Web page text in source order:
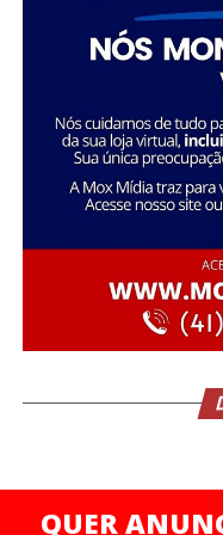
Durante o encontro,
ruptura com padrões
elite empreendedora
assumir o
operar em um novo
A filosofia do V8 Club
performance. Uma
moderno que entende
QUER